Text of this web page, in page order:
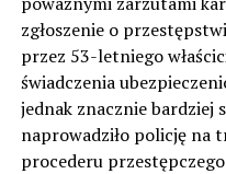
zgłoszenie o
przez 53-letniego
świadczenia
jednak znacznie bardziej
naprowadziło policję na
procederu